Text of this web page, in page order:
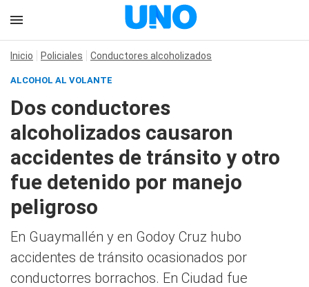
Inicio Policiales Conductores alcoholizados
ALCOHOL AL VOLANTE
Dos conductores
alcoholizados causaron
accidentes de tránsito y otro
fue detenido por manejo
peligroso
En Guaymallén y en Godoy Cruz hubo
accidentes de tránsito ocasionados por
conductorres borrachos. En Ciudad fue